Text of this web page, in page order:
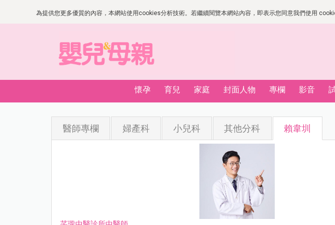
為提供您更多優質的內容，本網站使用cookies分析技術。若繼續閱覽本網站內容，即表示您同意我們使用
懷孕 育兒 家庭 封面人物 專欄 影音
醫師專欄 婦產科 小兒科 其他分科 賴韋圳